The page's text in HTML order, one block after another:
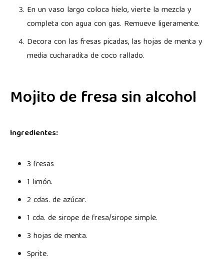
En un vaso largo coloca hielo, vierte la mezcla y
completa con agua con gas. Remueve ligeramente.
Decora con las fresas picadas, las hojas de menta y
media cucharadita de coco rallado.
Mojito de fresa sin alcohol
Ingredientes:
3 fresas
1 limón.
2 cdas. de azúcar.
1 cda. de sirope de fresa/sirope simple.
3 hojas de menta.
Sprite.